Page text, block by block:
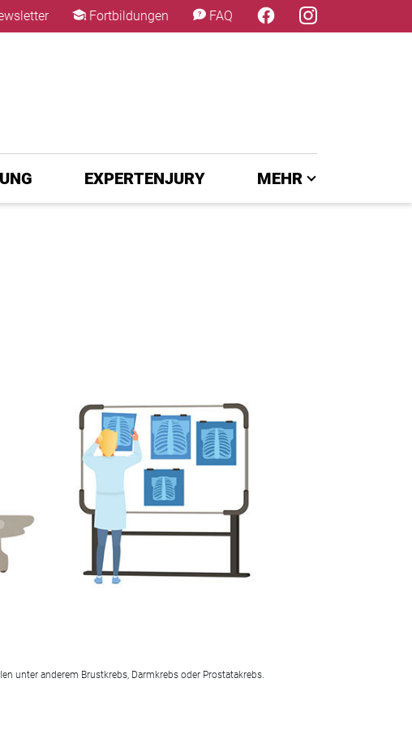
Fortbildungen FAQ
EXPERTENJURY MEHR
unter anderem Brustkrebs, Darmkrebs oder Prostatakrebs.
×